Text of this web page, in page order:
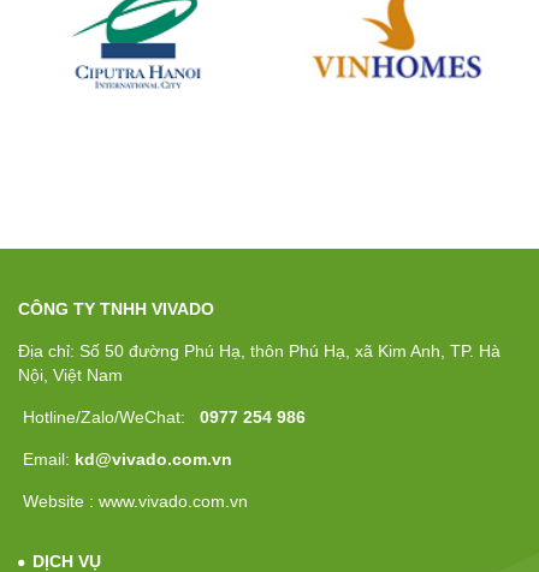
CÔNG TY TNHH VIVADO
Địa chỉ: Số 50 đường Phú Hạ, thôn Phú Hạ, xã Kim Anh, TP. Hà
Nội, Việt Nam
Hotline/Zalo/WeChat: 0977 254 986
Email: kd@vivado.com.vn
Website : www.vivado.com.vn
DỊCH VỤ